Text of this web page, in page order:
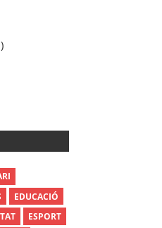
EDUCACIÓ
ESPORT